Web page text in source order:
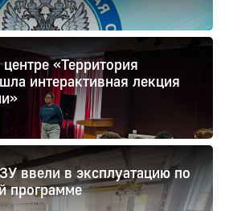
«Территория
интерактивная лекция
ввели в эксплуатацию по
программе